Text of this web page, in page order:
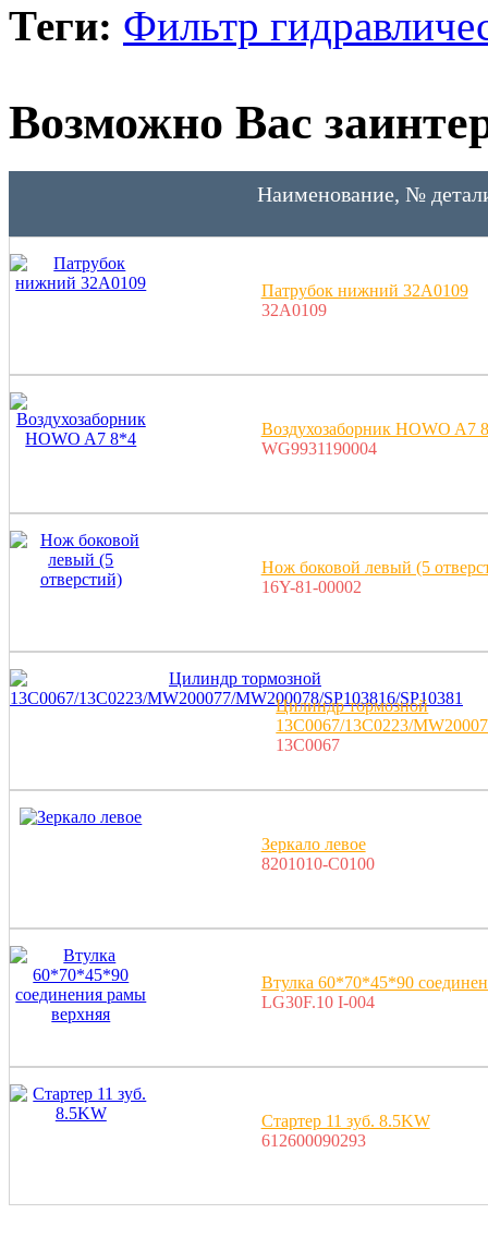
Теги: Фильтр
Возможно Вас
Наименование, №
Патрубок нижний 32A0109
32A0109
Воздухозаборник HOWO A7
WG9931190004
Нож боковой левый (5
16Y-81-00002
Цилиндр тормозной
13C0067/13C0223/
13C0067
Зеркало левое
8201010-C0100
Втулка 60*70*45*90
LG30F.10 I-004
Стартер 11 зуб. 8.5KW
612600090293